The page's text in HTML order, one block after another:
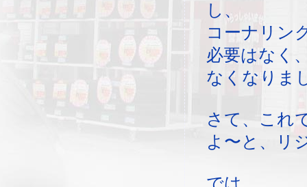
し、
コーナリン
必要はなく
なくなりま
さて、これ
よ〜と、リ
では。